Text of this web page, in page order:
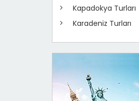
Kapadokya Turları
Karadeniz Turları